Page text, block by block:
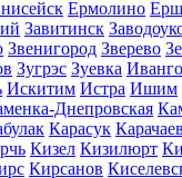
Ермолино
Завитинск
Звенигород Зверево
Зугрэс Зуевка
Искитим Истра Ишим
Днепровская
Карасук
Кизел Кизилюрт
Кирсанов